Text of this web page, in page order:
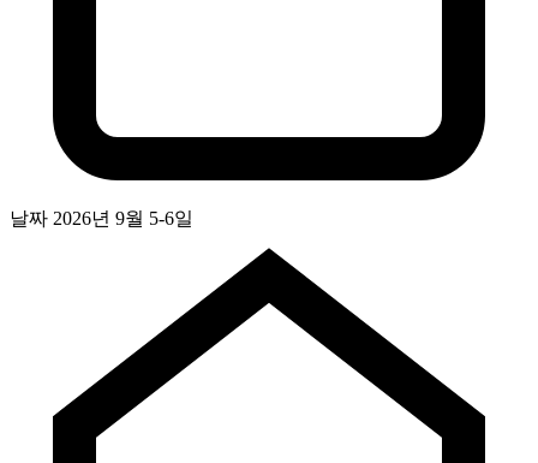
날짜 2026년 9월 5-6일